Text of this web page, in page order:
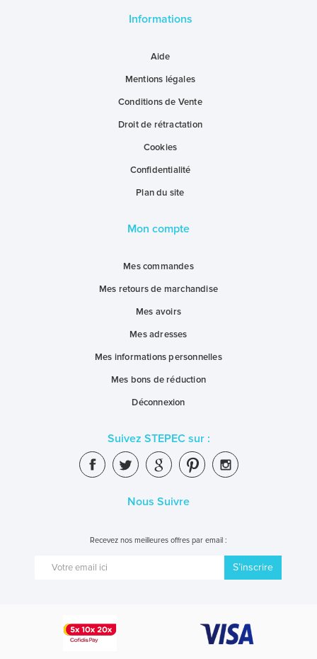
Informations
Aide
Mentions légales
Conditions de Vente
Droit de rétractation
Cookies
Confidentialité
Plan du site
Mon compte
Mes commandes
Mes retours de marchandise
Mes avoirs
Mes adresses
Mes informations personnelles
Mes bons de réduction
Déconnexion
Suivez STEPEC sur :
Nous Suivre
Recevez nos meilleures offres par email :
S’inscrire